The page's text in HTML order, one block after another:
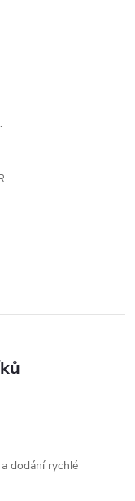
dodání rychlé